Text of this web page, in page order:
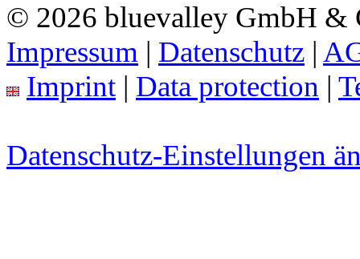
© 2026 bluevalley GmbH &
Impressum | Datenschutz |
Imprint | Data protection |
Datenschutz-Einstellungen